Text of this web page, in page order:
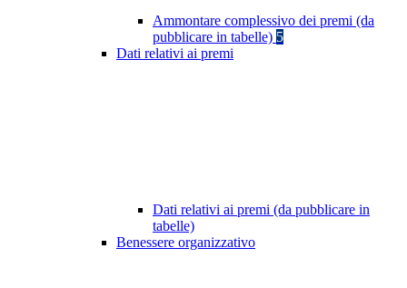
Ammontare complessivo dei premi (da
pubblicare in tabelle) 5
Dati relativi ai premi
Dati relativi ai premi (da pubblicare in
tabelle)
Benessere organizzativo